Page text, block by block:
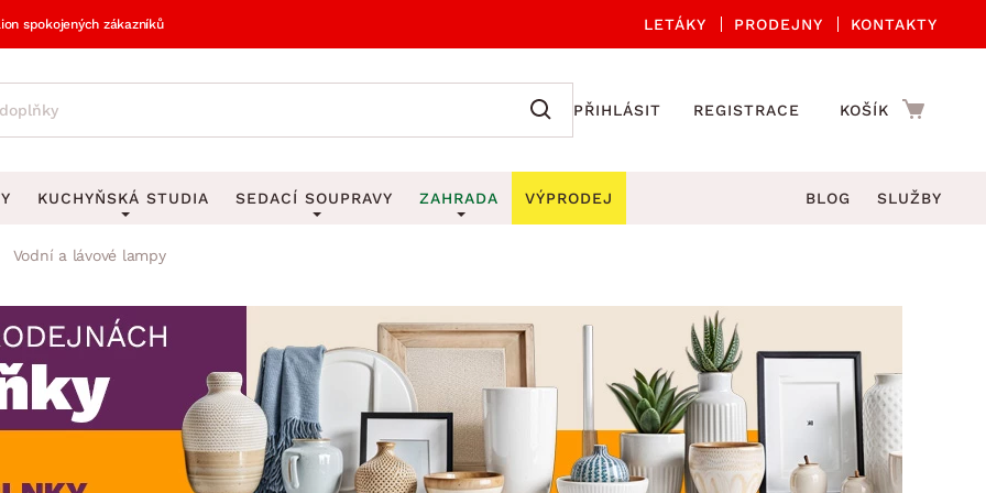
spokojených zákazníků LETÁKY PRODEJNY KONTAKTY
PŘIHLÁSIT REGISTRACE KOŠÍK
DEKORACE
Obrazy
Zrcadla
Zobrazit vše
Věšáky na klíče
Stojany na deštníky
Stojany na noviny
Stojany na oblečení
Zobrazit vše
Kuchyňské příslušenství
Kuchyňské doplňky
Koupelnové doplňky
Zahradní doplňky
Zobrazit vše
KUCHYŇSKÁ STUDIA SEDACÍ SOUPRAVY
Rohové sedací soupravy
Sedací soupravy 3-2-1
Sedací soupravy na míru
ZAHRADA
Zahradní židle a křesla
Zahradní lavice
Zahradní stoly
Zahradní houpačky
Zahradní lehátka
VÝPRODEJ BLOG SLUŽBY
Vodní a lávové lampy